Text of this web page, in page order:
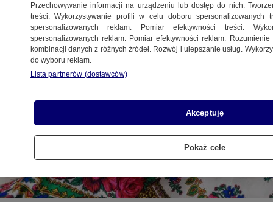
Udostępnij
Przechowywanie informacji na urządzeniu lub dostęp do nich.
treści. Wykorzystywanie profili w celu doboru spersonalizowanych
spersonalizowanych reklam. Pomiar efektywności treści.
spersonalizowanych reklam. Pomiar efektywności reklam.
kombinacji danych z różnych źródeł. Rozwój i ulepszanie usług.
do wyboru reklam.
Lista partnerów (dostawców)
Akceptuję
Pokaż cele